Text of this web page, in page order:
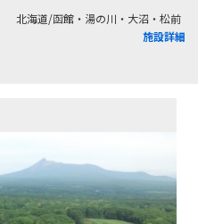
北海道/函館・湯の川・大沼・松前
施設詳細